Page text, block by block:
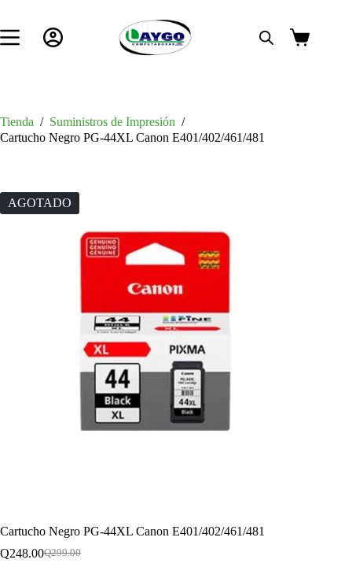
contenido
Carro
Tienda / Suministros de Impresión /
Cartucho Negro PG-44XL Canon E401/402/461/481
AGOTADO
Cartucho Negro PG-44XL Canon E401/402/461/481
Q299.00
El
Q248.00El